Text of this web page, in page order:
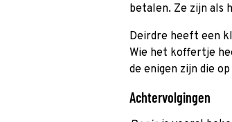
betalen. Ze zijn als
Deirdre heeft een
Wie het koffertje
de enigen zijn die
Achtervolgingen